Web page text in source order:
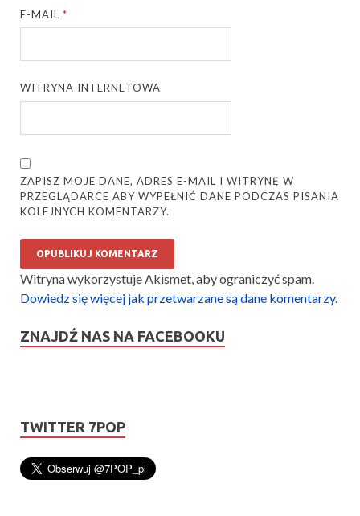
E-MAIL*
WITRYNA INTERNETOWA
ZAPISZ MOJE DANE, ADRES E-MAIL I WITRYNĘ W
PRZEGLĄDARCE ABY WYPEŁNIĆ DANE PODCZAS PISANIA
KOLEJNYCH KOMENTARZY.
Witryna wykorzystuje Akismet, aby ograniczyć spam.
Dowiedz się więcej jak przetwarzane są dane komentarzy.
ZNAJDŹ NAS NA FACEBOOKU
TWITTER 7POP